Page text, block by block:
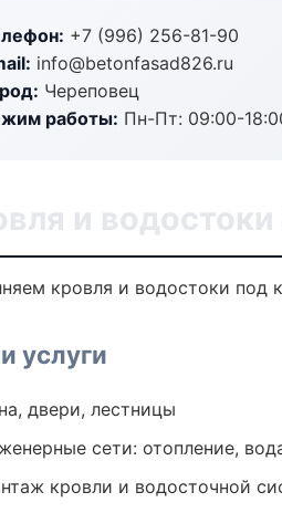
+7 (996) 256-81-90
info@betonfasad826.ru
Череповец
работы: Пн-Пт: 09:00-
и
кровля и водостоки под
услуги
двери, лестницы
сети: отопление,
кровли и водосточной